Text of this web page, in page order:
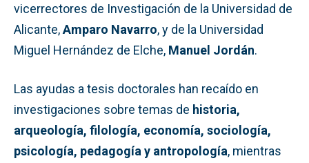
vicerrectores de Investigación de la Universidad de
Alicante,Amparo Navarro, y de la Universidad
Miguel Hernández de Elche, Manuel Jordán.
Las ayudas a tesis doctorales han recaído en
investigaciones sobre temas de historia,
arqueología, filología, economía, sociología,
psicología, pedagogía y antropología, mientras